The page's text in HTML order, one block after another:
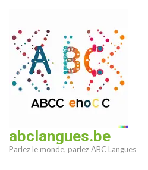
contenu
(Pressez
Entrée)
abclangues.be
Parlez le monde, parlez ABC Langues